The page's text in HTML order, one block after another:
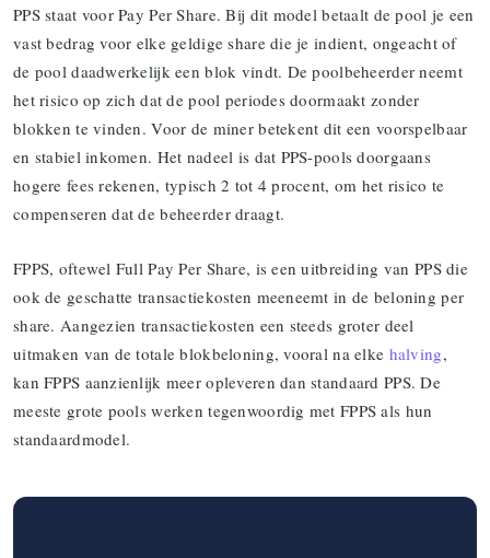
PPS staat voor Pay Per Share. Bij dit model betaalt de pool je een
vast bedrag voor elke geldige share die je indient, ongeacht of
de pool daadwerkelijk een blok vindt. De poolbeheerder neemt
het risico op zich dat de pool periodes doormaakt zonder
blokken te vinden. Voor de miner betekent dit een voorspelbaar
en stabiel inkomen. Het nadeel is dat PPS-pools doorgaans
hogere fees rekenen, typisch 2 tot 4 procent, om het risico te
compenseren dat de beheerder draagt.
FPPS, oftewel Full Pay Per Share, is een uitbreiding van PPS die
ook de geschatte transactiekosten meeneemt in de beloning per
share. Aangezien transactiekosten een steeds groter deel
uitmaken van de totale blokbeloning, vooral na elke halving,
kan FPPS aanzienlijk meer opleveren dan standaard PPS. De
meeste grote pools werken tegenwoordig met FPPS als hun
standaardmodel.